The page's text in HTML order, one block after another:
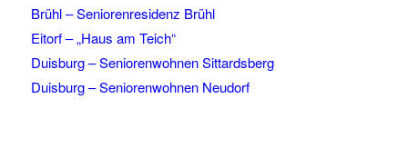
Brühl – Seniorenresidenz Brühl
Eitorf – „Haus am Teich“
Duisburg – Seniorenwohnen Sittardsberg
Duisburg – Seniorenwohnen Neudorf